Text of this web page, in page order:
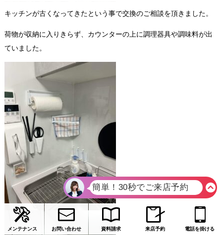
キッチンが古くなってきたという事で交換のご相談を頂きました。
荷物が収納に入りきらず、カウンターの上に調理器具や調味料が出
ていました。
メンテナンス お問い合わせ 資料請求 来店予約 電話を掛ける